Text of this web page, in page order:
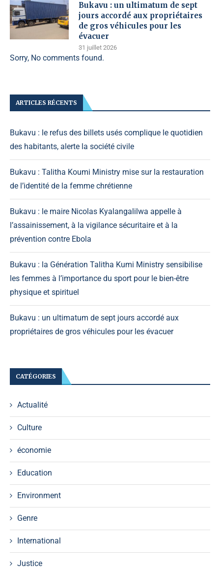
Bukavu : un ultimatum de sept
jours accordé aux propriétaires
de gros véhicules pour les
évacuer
31 juillet 2026
Sorry, No comments found.
ARTICLES RÉCENTS
Bukavu : le refus des billets usés complique le quotidien
des habitants, alerte la société civile
Bukavu : Talitha Koumi Ministry mise sur la restauration
de l’identité de la femme chrétienne
Bukavu : le maire Nicolas Kyalangalilwa appelle à
l’assainissement, à la vigilance sécuritaire et à la
prévention contre Ebola
Bukavu : la Génération Talitha Kumi Ministry sensibilise
les femmes à l’importance du sport pour le bien-être
physique et spirituel
Bukavu : un ultimatum de sept jours accordé aux
propriétaires de gros véhicules pour les évacuer
CATÉGORIES
Actualité
Culture
économie
Education
Environment
Genre
International
Justice